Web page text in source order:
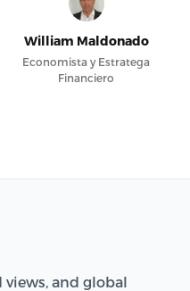
William Maldonado
Economista y Estratega
Financiero
and global